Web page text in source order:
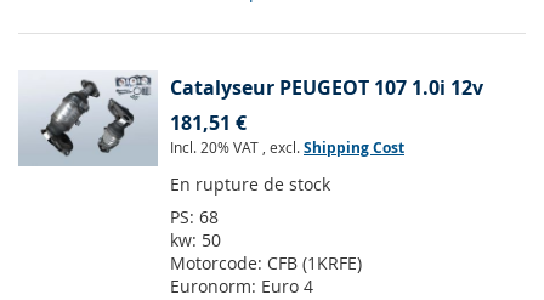
Catalyseur PEUGEOT 107 1.0i 12v
181,51 €
Incl. 20% VAT , excl.Shipping Cost
En rupture de stock
PS: 68
kw: 50
Motorcode: CFB (1KRFE)
Euronorm: Euro 4